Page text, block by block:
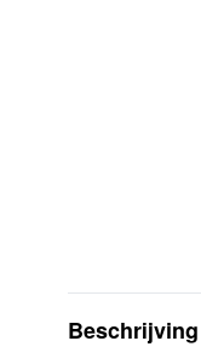
Beschrijving